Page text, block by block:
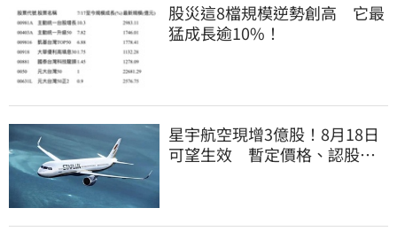
股災這8檔規模逆勢創高 它最
猛成長逾10%！
星宇航空現增3億股！8月18日
可望生效 暫定價格、認股規